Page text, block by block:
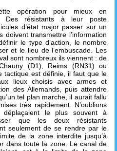
opération pour mieux en
Des résistants à leur poste
d’état major passer sur un
transmettre l’information
le type d’action, le nombre
et le lieu de l’embuscade. Les
sont nombreux ils viennent : de
(D1), Reims (RN31) ou
tactique est définie, il faut que le
lieux choisis avec armes et
des Allemands, puis attendre
tel plan marche, il aurait fallu
très rapidement. N’oublions
le plus souvent à
que les deux résistants
seulement de se rendre par le
de la zone interdite jusqu’à
dans toute la zone. Le canal de